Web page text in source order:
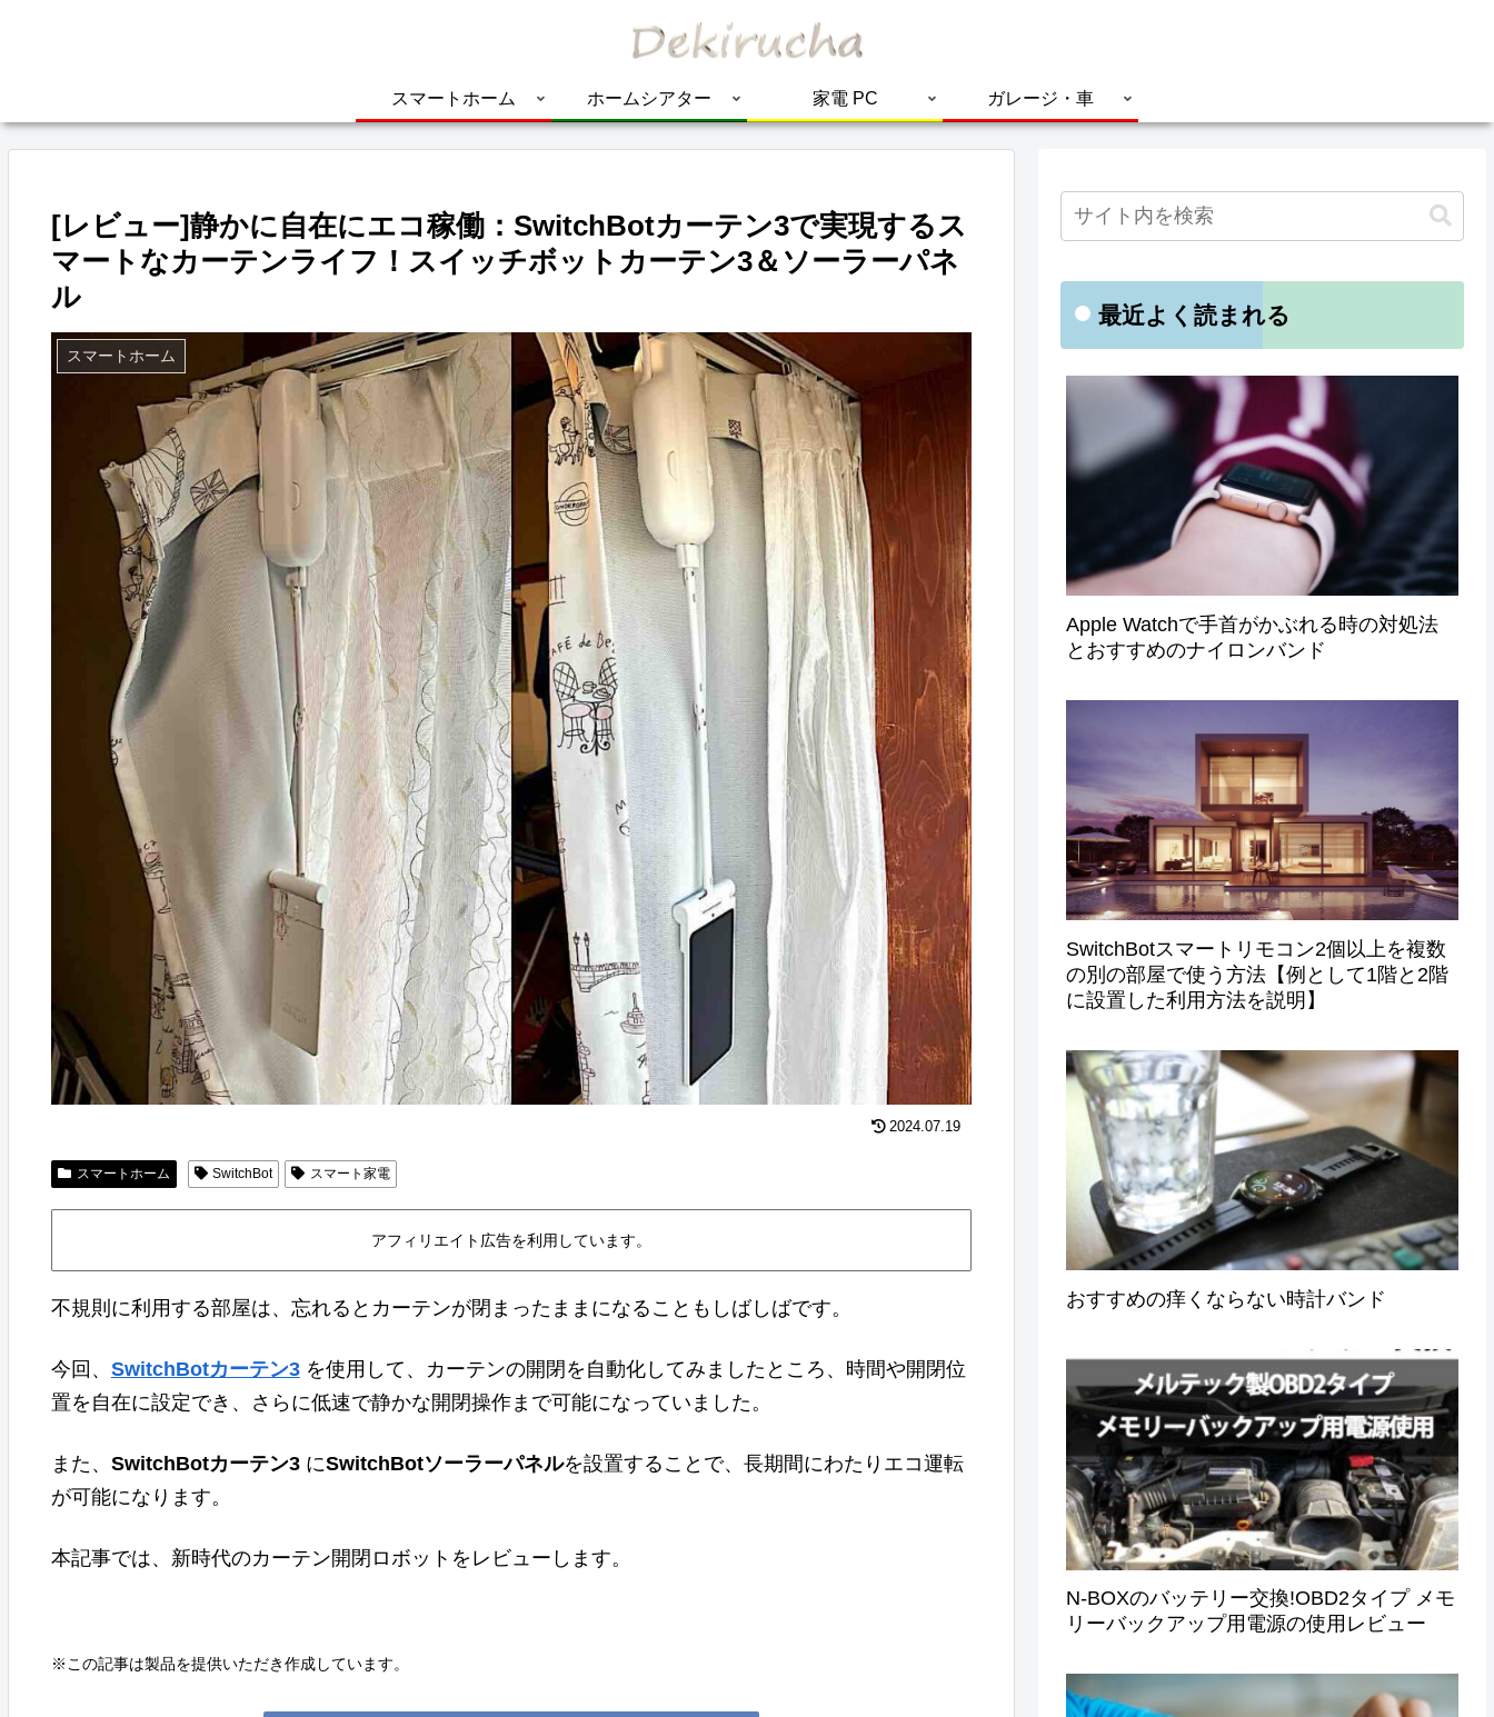
スマートホーム ホームシアター 家電 PC ガレージ・車
[レビュー]静かに自在にエコ稼働：SwitchBotカーテン3で実現するス
マートなカーテンライフ！スイッチボットカーテン3＆ソーラーパネ
ル
スマートホーム
2024.07.19
スマートホーム SwitchBot スマート家電
アフィリエイト広告を利用しています。
不規則に利用する部屋は、忘れるとカーテンが閉まったままになることもしばしばです。
今回、 SwitchBotカーテン3を使用して、カーテンの開閉を自動化してみましたところ、時間や開閉位
置を自在に設定でき、さらに低速で静かな開閉操作まで可能になっていました。
また、 SwitchBotカーテン3にSwitchBotソーラーパネルを設置することで、長期間にわたりエコ運転
が可能になります。
本記事では、新時代のカーテン開閉ロボットをレビューします。
※この記事は製品を提供いただき作成しています。
最近よく読まれる
Apple Watchで手首がかぶれる時の対処法
とおすすめのナイロンバンド
SwitchBotスマートリモコン2個以上を複数
の別の部屋で使う方法【例として1階と2階
に設置した利用方法を説明】
おすすめの痒くならない時計バンド
N-BOXのバッテリー交換!OBD2タイプ メモ
リーバックアップ用電源の使用レビュー